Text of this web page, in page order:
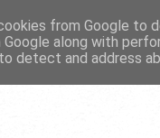
from Google to
Google along with
detect and address